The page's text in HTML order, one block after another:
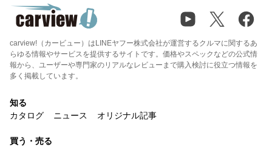
carview!（カービュー）はLINEヤフー株式会社が運営するクルマに関するあ
らゆる情報やサービスを提供するサイトです。価格やスペックなどの公式情
報から、ユーザーや専門家のリアルなレビューまで購入検討に役立つ情報を
多く掲載しています。
知る
カタログ
ニュース オリジナル記事
買う・売る